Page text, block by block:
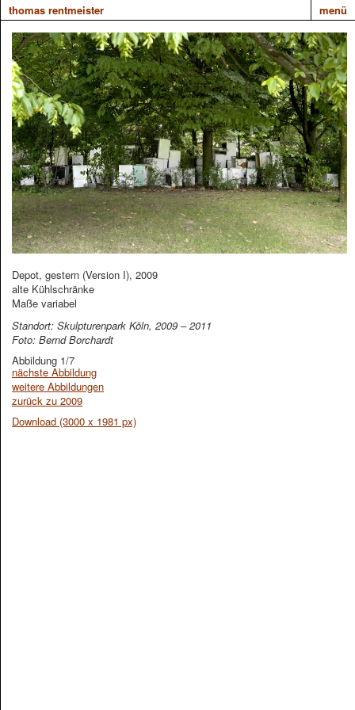
thomas rentmeister menü
Depot, gestern (Version I), 2009
alte Kühlschränke
Maße variabel
Standort: Skulpturenpark Köln, 2009 – 2011
Foto: Bernd Borchardt
Abbildung 1/7
nächste Abbildung
weitere Abbildungen
zurück zu 2009
Download (3000 x 1981 px)